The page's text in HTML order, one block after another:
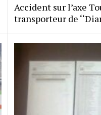
Accident sur l’axe
transporteur de